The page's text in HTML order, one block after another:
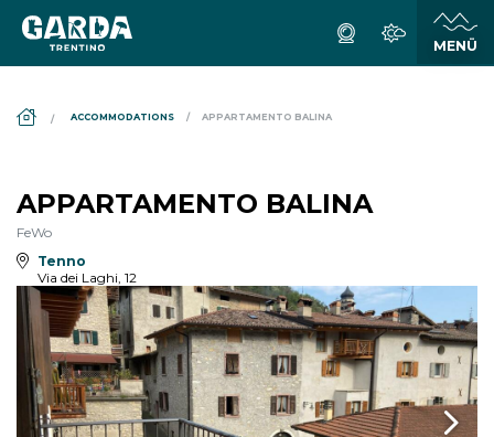
ACCOMMODATIONS APPARTAMENTO BALINA
APPARTAMENTO BALINA
FeWo
Tenno
Via dei Laghi, 12